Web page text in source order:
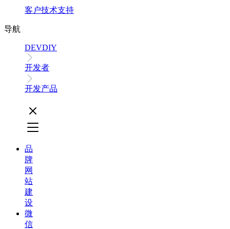
客户技术支持
导航
DEVDIY
开发者
开发产品
品
牌
网
站
建
设
微
信